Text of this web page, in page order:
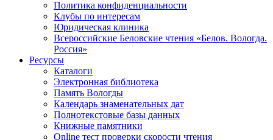
Политика конфиденциальности
Клубы по интересам
Юридическая клиника
Всероссийские Беловские чтения «Белов. Вологда.
Россия»
Ресурсы
Каталоги
Электронная библиотека
Память Вологды
Календарь знаменательных дат
Полнотекстовые базы данных
Книжные памятники
Online тест проверки скорости чтения